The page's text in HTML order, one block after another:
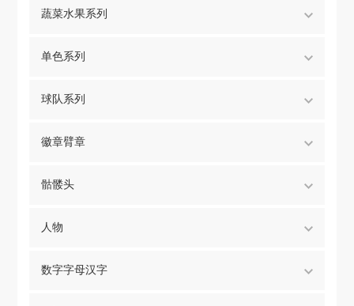
蔬菜水果系列
单色系列
球队系列
徽章臂章
骷髅头
人物
数字字母汉字